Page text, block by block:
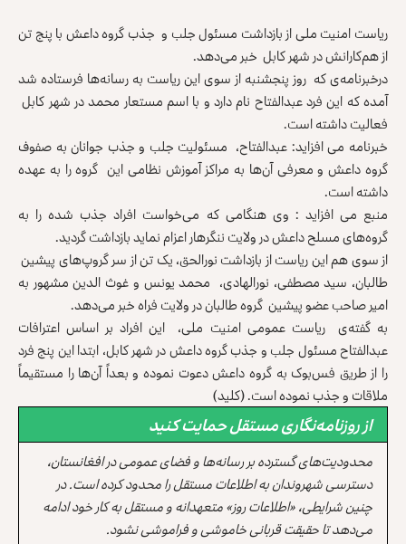
رياست امنيت ملى از بازداشت مسئول جلب و جذب گروه داعش با پنج تن
از هم‌کارانش در شهر کابل خبر می‌دهد.
درخبرنامه‌ی که روز پنجشنبه از سوی این ریاست به رسانه‌ها فرستاده شد
آمده که این فرد عبدالفتاح نام دارد و با اسم مستعار محمد در شهر کابل
فعالیت داشته است.
خبرنامه می افزاید: عبدالفتاح، مسئوليت جلب و جذب جوانان به صفوف
گروه داعش و معرفی آن‌ها به مراکز آموزش نظامی این گروه را به عهده
داشته است.
منبع مى افزايد : وی هنگامی که می‌خواست افراد جذب شده را به
گروه‌های مسلح داعش در ولایت ننگرهار اعزام نماید بازداشت گردید.
از سوی هم این ریاست از بازداشت نورالحق، یک‌ تن از سر گروپ‌های پیشین
طالبان، سید مصطفی، نورالهادی، محمد یونس و غوث الدین مشهور به
امیر صاحب عضو پیشین گروه طالبان در ولایت فراه خبر می‌دهد.
به گفته‌ی ریاست عمومی امنیت ملی، این افراد بر اساس اعترافات
عبدالفتاح مسئول جلب و جذب گروه داعش در شهر کابل، ابتدا این پنج فرد
را از طریق فس‌بوک به گروه داعش دعوت نموده و بعداً آن‌ها را مستقیماً
ملاقات و جذب نموده است. (کلید)
از روزنامه‌نگاری مستقل حمایت کنید
محدودیت‌های گسترده بر رسانه‌ها و فضای عمومی در افغانستان،
دسترسی شهروندان به اطلاعات مستقل را محدود کرده است. در
چنین شرایطی، «اطلاعات روز» متعهدانه و مستقل به کار خود ادامه
می‌دهد تا حقیقت قربانی خاموشی و فراموشی نشود.